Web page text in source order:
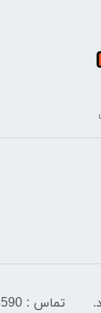
تماس : 09011408590